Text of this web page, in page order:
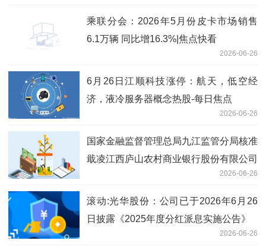
乘联分会：2026年5月份皮卡市场销售
6.1万辆 同比增16.3%|焦点快看
2026-06-26
6月26日江顺科技涨停：航天，低空经
济，液冷服务器概念热股-每日焦点
2026-06-26
国家金融监督管理总局九江监管分局核准
戢凌江西庐山农村商业银行股份有限公司
2026-06-26
滚动:光华股份：公司已于2026年6月26
日披露《2025年度分红派息实施公告》
2026-06-26